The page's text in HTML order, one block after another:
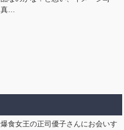
真…
爆食女王の正司優子さんにお会いす